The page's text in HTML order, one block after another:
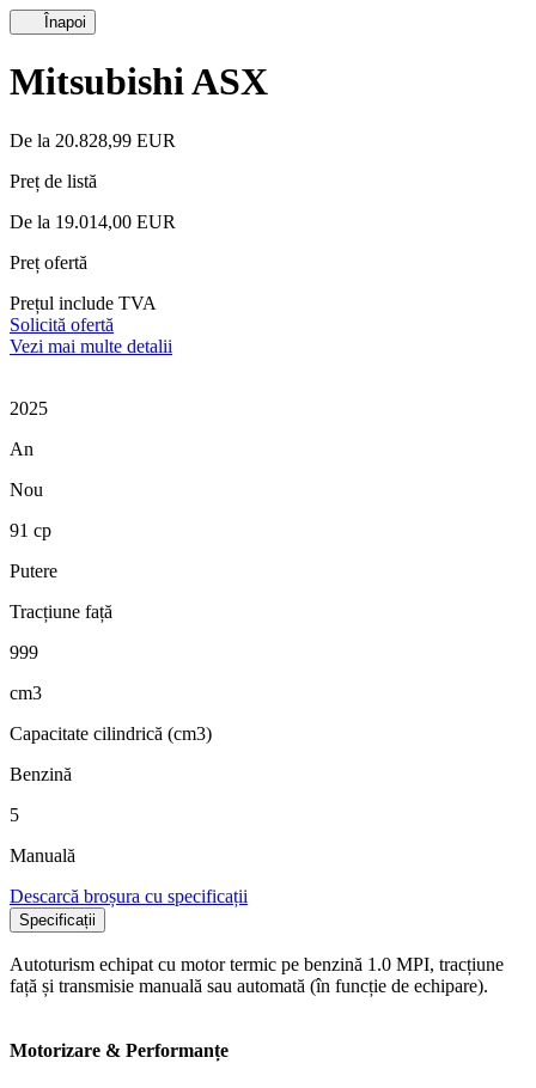
Înapoi
Mitsubishi ASX
De la 20.828,99 EUR
Preț de listă
De la 19.014,00 EUR
Preț ofertă
Prețul include TVA
Solicită ofertă
Vezi mai multe detalii
2025
An
Nou
91 cp
Putere
Tracțiune față
999
cm3
Capacitate cilindrică (cm3)
Benzină
5
Manuală
Descarcă broșura cu specificații
Specificații
Autoturism echipat cu motor termic pe benzină 1.0 MPI, tracțiune
față și transmisie manuală sau automată (în funcție de echipare).
Motorizare & Performanțe